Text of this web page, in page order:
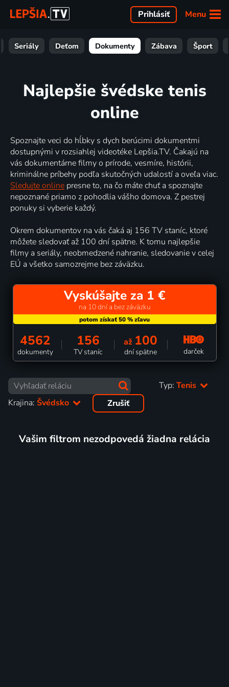
Menu
Prihlásiť
Seriály Deťom Dokumenty Zábava Šport
Najlepšie švédske tenis
online
Spoznajte veci do hĺbky s dych berúcimi dokumentmi
dostupnými v rozsiahlej videotéke Lepšia.TV. Čakajú na
vás dokumentárne filmy o prírode, vesmíre, histórii,
kriminálne príbehy podľa skutočných udalostí a oveľa viac.
Sledujte online presne to, na čo máte chuť a spoznajte
nepoznané priamo z pohodlia vášho domova. Z pestrej
ponuky si vyberie každý.
Okrem dokumentov na vás čaká aj 156 TV staníc, ktoré
môžete sledovať až 100 dní spätne. K tomu najlepšie
filmy a seriály, neobmedzené nahranie, sledovanie v celej
EÚ a všetko samozrejme bez záväzku.
Vyskúšajte za 1 €
na 10 dní a bez záväzku
4562
dokumenty
156
TV staníc
až 100
dní spätne darček
Typ: Tenis
Krajina: Švédsko Zrušiť
Vašim filtrom nezodpovedá žiadna relácia